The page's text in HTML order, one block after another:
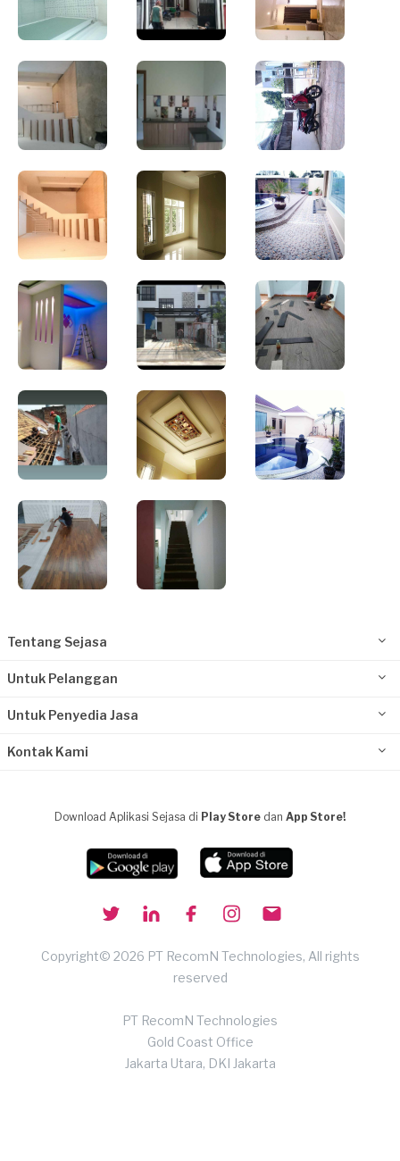
Tentang Sejasa
Untuk Pelanggan
Untuk Penyedia Jasa
Kontak Kami
Download Aplikasi Sejasa di Play Store dan App Store!
Copyright© 2026 PT RecomN Technologies, All rights
reserved
PT RecomN Technologies
Gold Coast Office
Jakarta Utara, DKI Jakarta